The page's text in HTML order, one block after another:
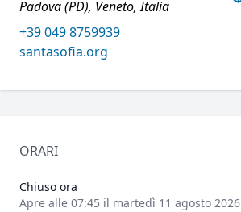
Padova (PD), Veneto, Italia
+39 049 8759939
santasofia.org
ORARI
Chiuso ora
Apre alle 07:45 il martedì 11 agosto 2026